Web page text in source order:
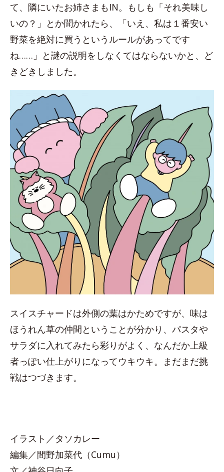
て、隣にいたお姉さまもIN。もしも「それ美味し
いの？」とか聞かれたら、「いえ、私は１番安い
野菜を絶対に買うというルールがあってです
ね……」と謎の説明をしなくてはならないかと、ど
きどきしました。
スイスチャードは外側の葉はかためですが、味は
ほうれん草の仲間ということが分かり、パスタや
サラダに入れてみたら彩りがよく、なんだか上級
者っぽい仕上がりになってウキウキ。まだまだ挑
戦はつづきます。
イラスト／タソカレー
編集／間野加菜代（Cumu）